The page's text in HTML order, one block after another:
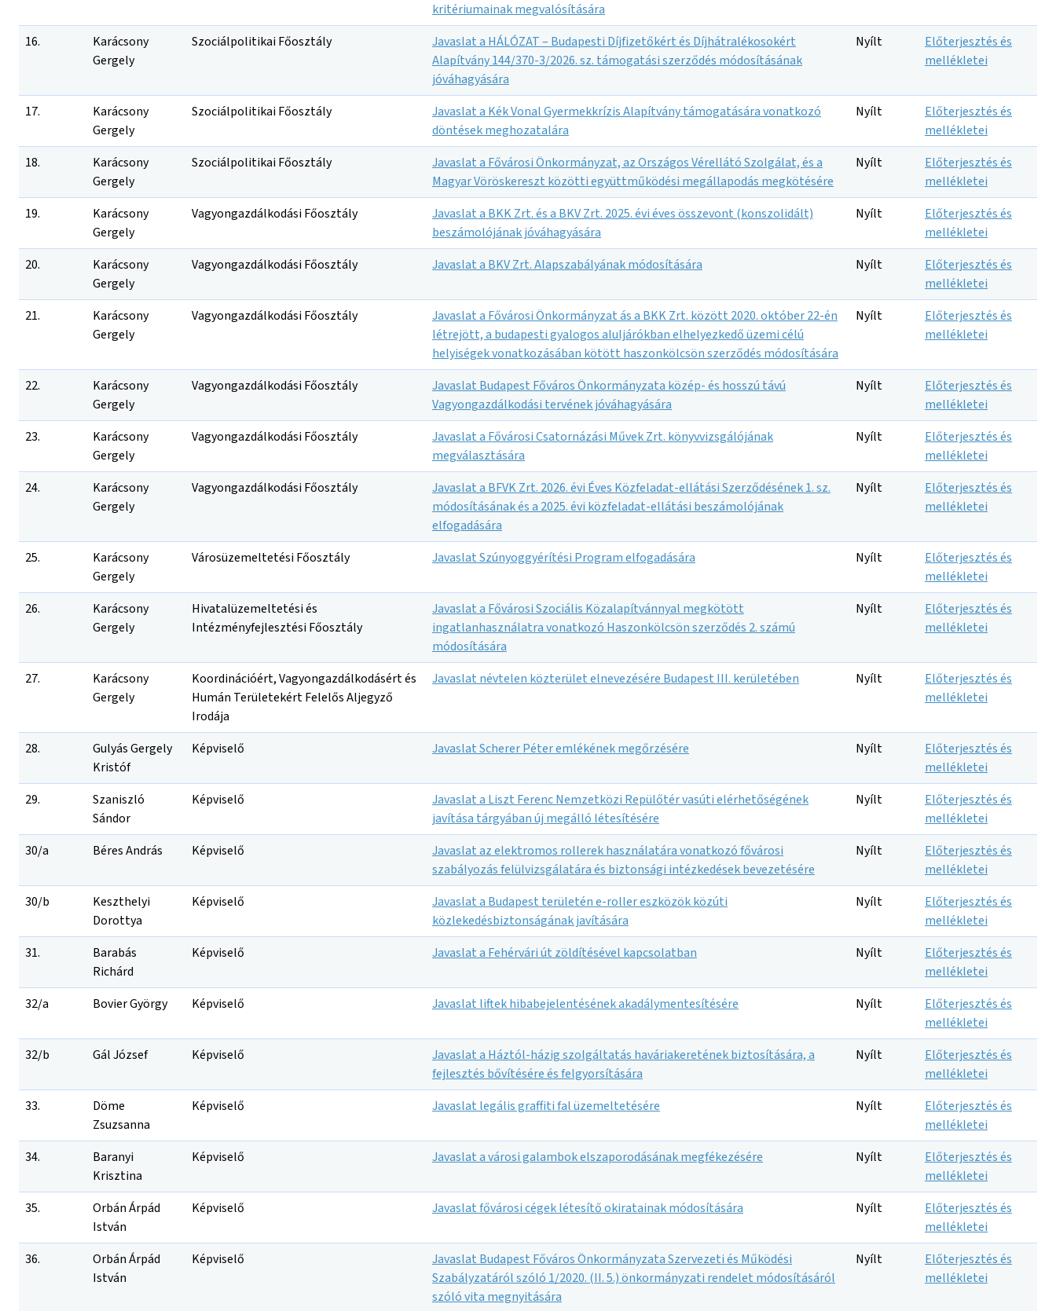
kritériumainak megvalósítására
16.
Karácsony
Gergely
Szociálpolitikai Főosztály
Javaslat a HÁLÓZAT – Budapesti Díjfizetőkért és Díjhátralékosokért
Alapítvány 144/370-3/2026. sz. támogatási szerződés módosításának
jóváhagyására
Nyílt
Előterjesztés és
mellékletei
17.
Karácsony
Gergely
Szociálpolitikai Főosztály
Javaslat a Kék Vonal Gyermekkrízis Alapítvány támogatására vonatkozó
döntések meghozatalára
Nyílt
Előterjesztés és
mellékletei
18.
Karácsony
Gergely
Szociálpolitikai Főosztály
Javaslat a Fővárosi Önkormányzat, az Országos Vérellátó Szolgálat, és a
Magyar Vöröskereszt közötti együttműködési megállapodás megkötésére
Nyílt
Előterjesztés és
mellékletei
19.
Karácsony
Gergely
Vagyongazdálkodási Főosztály
Javaslat a BKK Zrt. és a BKV Zrt. 2025. évi éves összevont (konszolidált)
beszámolójának jóváhagyására
Nyílt
Előterjesztés és
mellékletei
20.
Karácsony
Gergely
Vagyongazdálkodási Főosztály Javaslat a BKV Zrt. Alapszabályának módosítására Nyílt
Előterjesztés és
mellékletei
21.
Karácsony
Gergely
Vagyongazdálkodási Főosztály
Javaslat a Fővárosi Önkormányzat ás a BKK Zrt. között 2020. október 22-én
létrejött, a budapesti gyalogos aluljárókban elhelyezkedő üzemi célú
helyiségek vonatkozásában kötött haszonkölcsön szerződés módosítására
Nyílt
Előterjesztés és
mellékletei
22.
Karácsony
Gergely
Vagyongazdálkodási Főosztály
Javaslat Budapest Főváros Önkormányzata közép- és hosszú távú
Vagyongazdálkodási tervének jóváhagyására
Nyílt
Előterjesztés és
mellékletei
23.
Karácsony
Gergely
Vagyongazdálkodási Főosztály
Javaslat a Fővárosi Csatornázási Művek Zrt. könyvvizsgálójának
megválasztására
Nyílt
Előterjesztés és
mellékletei
24.
Karácsony
Gergely
Vagyongazdálkodási Főosztály
Javaslat a BFVK Zrt. 2026. évi Éves Közfeladat-ellátási Szerződésének 1. sz.
módosításának és a 2025. évi közfeladat-ellátási beszámolójának
elfogadására
Nyílt
Előterjesztés és
mellékletei
25.
Karácsony
Gergely
Városüzemeltetési Főosztály Javaslat Szúnyoggyérítési Program elfogadására Nyílt
Előterjesztés és
mellékletei
26.
Karácsony
Gergely
Hivatalüzemeltetési és
Intézményfejlesztési Főosztály
Javaslat a Fővárosi Szociális Közalapítvánnyal megkötött
ingatlanhasználatra vonatkozó Haszonkölcsön szerződés 2. számú
módosítására
Nyílt
Előterjesztés és
mellékletei
27.
Karácsony
Gergely
Koordinációért, Vagyongazdálkodásért és
Humán Területekért Felelős Aljegyző
Irodája
Javaslat névtelen közterület elnevezésére Budapest III. kerületében Nyílt
Előterjesztés és
mellékletei
28.
Gulyás Gergely
Kristóf
Képviselő Javaslat Scherer Péter emlékének megőrzésére Nyílt
Előterjesztés és
mellékletei
29.
Szaniszló
Sándor
Képviselő
Javaslat a Liszt Ferenc Nemzetközi Repülőtér vasúti elérhetőségének
javítása tárgyában új megálló létesítésére
Nyílt
Előterjesztés és
mellékletei
30/a
Béres András Képviselő
Javaslat az elektromos rollerek használatára vonatkozó fővárosi
szabályozás felülvizsgálatára és biztonsági intézkedések bevezetésére
Nyílt
Előterjesztés és
mellékletei
30/b
Keszthelyi
Dorottya
Képviselő
Javaslat a Budapest területén e-roller eszközök közúti
közlekedésbiztonságának javítására
Nyílt
Előterjesztés és
mellékletei
31.
Barabás
Richárd
Képviselő Javaslat a Fehérvári út zöldítésével kapcsolatban Nyílt
Előterjesztés és
mellékletei
32/a
Bovier György Képviselő Javaslat liftek hibabejelentésének akadálymentesítésére Nyílt
Előterjesztés és
mellékletei
32/b
Gál József Képviselő
Javaslat a Háztól-házig szolgáltatás haváriakeretének biztosítására, a
fejlesztés bővítésére és felgyorsítására
Nyílt
Előterjesztés és
mellékletei
33.
Döme
Zsuzsanna
Képviselő Javaslat legális graffiti fal üzemeltetésére Nyílt
Előterjesztés és
mellékletei
34.
Baranyi
Krisztina
Képviselő Javaslat a városi galambok elszaporodásának megfékezésére Nyílt
Előterjesztés és
mellékletei
35.
Orbán Árpád
István
Képviselő Javaslat fővárosi cégek létesítő okiratainak módosítására Nyílt
Előterjesztés és
mellékletei
36.
Orbán Árpád
István
Képviselő
Javaslat Budapest Főváros Önkormányzata Szervezeti és Működési
Szabályzatáról szóló 1/2020. (II. 5.) önkormányzati rendelet módosításáról
szóló vita megnyitására
Nyílt
Előterjesztés és
mellékletei